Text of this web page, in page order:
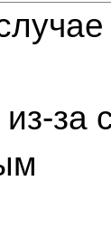
за